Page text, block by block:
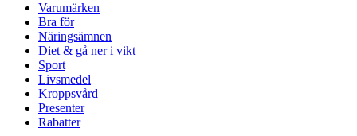
Varumärken
Bra för
Näringsämnen
Diet & gå ner i vikt
Sport
Livsmedel
Kroppsvård
Presenter
Rabatter